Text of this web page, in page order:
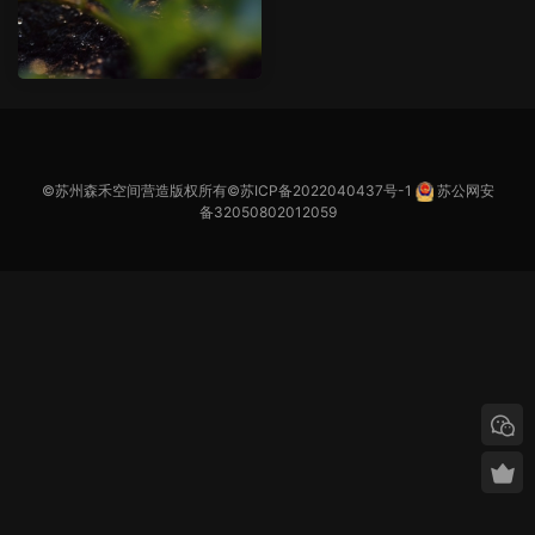
©苏州森禾空间营造版权所有©苏ICP备2022040437号-1
苏公网安
备32050802012059